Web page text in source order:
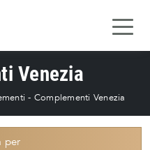
Venezia
- Complementi Venezia
per